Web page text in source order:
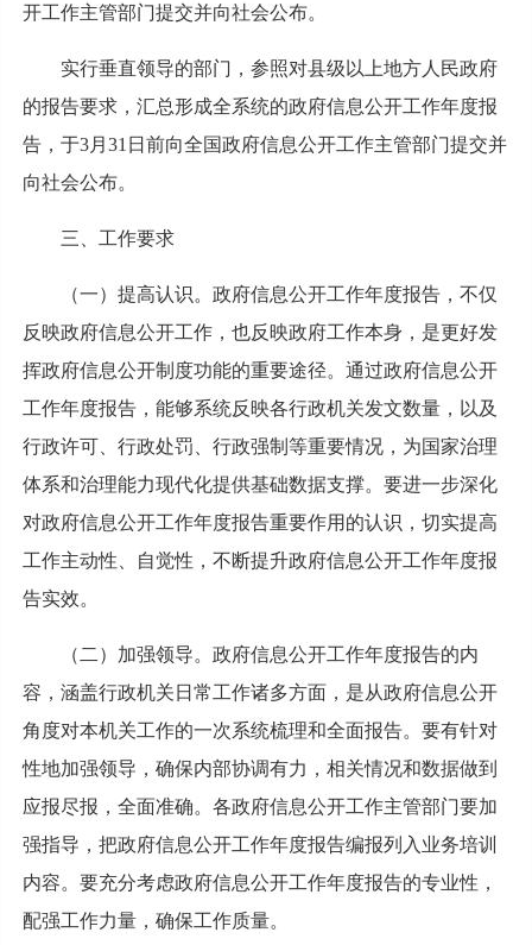
开工作主管部门提交并向社会公布。
实行垂直领导的部门，参照对县级以上地方人民政府
的报告要求，汇总形成全系统的政府信息公开工作年度报
告，于3月31日前向全国政府信息公开工作主管部门提交并
向社会公布。
三、工作要求
（一）提高认识。政府信息公开工作年度报告，不仅
反映政府信息公开工作，也反映政府工作本身，是更好发
挥政府信息公开制度功能的重要途径。通过政府信息公开
工作年度报告，能够系统反映各行政机关发文数量，以及
行政许可、行政处罚、行政强制等重要情况，为国家治理
体系和治理能力现代化提供基础数据支撑。要进一步深化
对政府信息公开工作年度报告重要作用的认识，切实提高
工作主动性、自觉性，不断提升政府信息公开工作年度报
告实效。
（二）加强领导。政府信息公开工作年度报告的内
容，涵盖行政机关日常工作诸多方面，是从政府信息公开
角度对本机关工作的一次系统梳理和全面报告。要有针对
性地加强领导，确保内部协调有力，相关情况和数据做到
应报尽报，全面准确。各政府信息公开工作主管部门要加
强指导，把政府信息公开工作年度报告编报列入业务培训
内容。要充分考虑政府信息公开工作年度报告的专业性，
配强工作力量，确保工作质量。